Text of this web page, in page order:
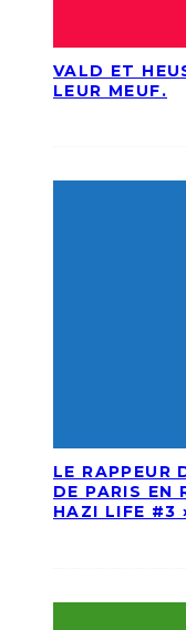
VALD ET
LEUR MEUF.
LE RAPPEUR
DE PARIS EN
HAZI LIFE #3